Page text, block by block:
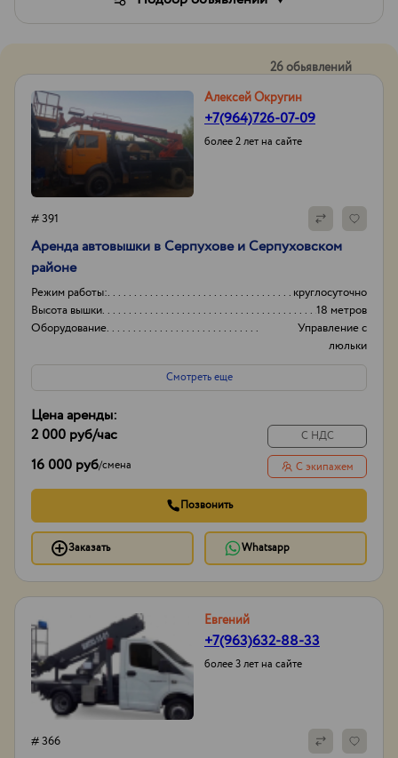
26 обьявлений
Алексей Округин
+7(964)726-07-09
более 2 лет на сайте
# 391
Аренда автовышки в Серпухове и Серпуховском
районе
Режим работы:
круглосуточно
Высота вышки
18 метров
Оборудование
Управление с
люльки
Тип проходимости
Колесная
Смотреть еще
Цена аренды:
2 000 руб/час
16 000 руб/смена
С НДС
С экипажем
Позвонить
Заказать Whatsapp
Евгений
+7(963)632-88-33
более 3 лет на сайте
# 366